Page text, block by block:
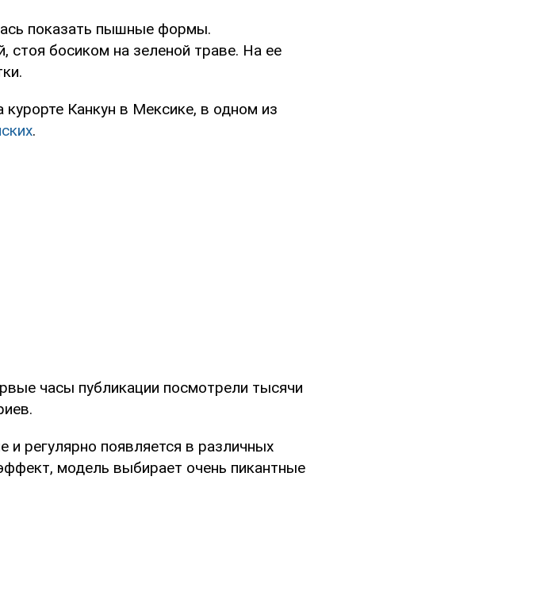
показать пышные формы.
стоя босиком на зеленой траве. На ее
Канкун в Мексике, в одном из
.
часы публикации посмотрели тысячи
регулярно появляется в различных
модель выбирает очень пикантные